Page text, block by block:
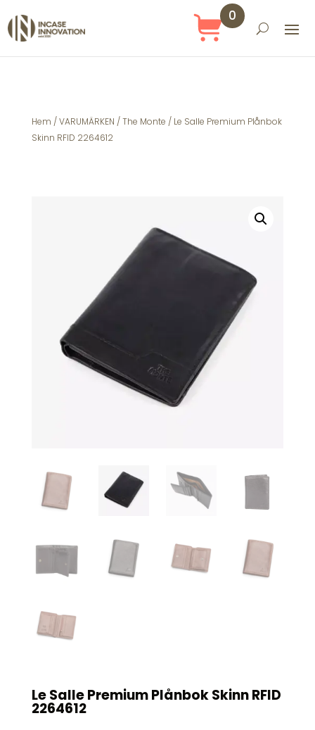
0
Hem /VARUMÄRKEN /The Monte / Le Salle Premium Plånbok
Skinn RFID 2264612
Le Salle Premium Plånbok Skinn RFID
2264612